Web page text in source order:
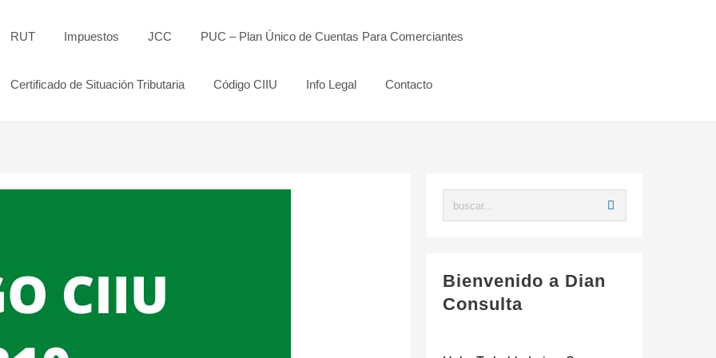
RUT Impuestos JCC PUC – Plan Único de Cuentas Para Comerciantes
Certificado de Situación Tributaria Código CIIU Info Legal Contacto
Bienvenido a Dian
Consulta